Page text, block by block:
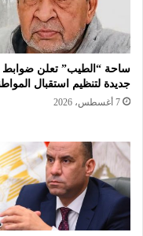
ساحة “الطيب” تعلن ضوابط
جديدة لتنظيم استقبال
7 أغسطس، 2026